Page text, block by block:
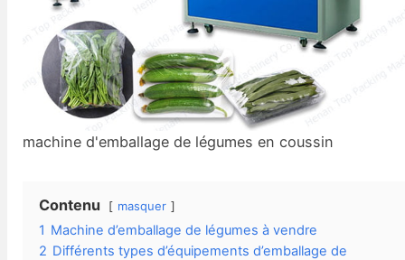
machine d'emballage de légumes en coussin
Contenu masquer
1 Machine d’emballage de légumes à vendre
2 Différents types d’équipements d’emballage de